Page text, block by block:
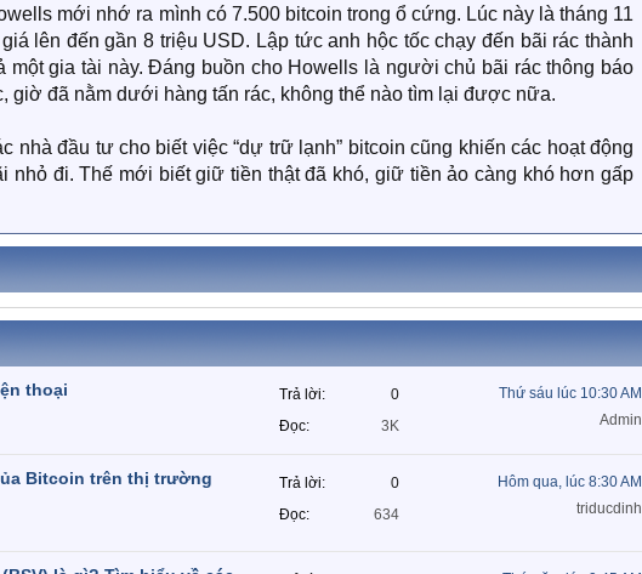
mới nhớ ra mình có 7.500 bitcoin trong ổ cứng. Lúc này là tháng 11
lên đến gần 8 triệu USD. Lập tức anh hộc tốc chạy đến bãi rác thành
gia tài này. Đáng buồn cho Howells là người chủ bãi rác thông báo
giờ đã nằm dưới hàng tấn rác, không thể nào tìm lại được nữa.
nhà đầu tư cho biết việc “dự trữ lạnh” bitcoin cũng khiến các hoạt động
nhỏ đi. Thế mới biết giữ tiền thật đã khó, giữ tiền ảo càng khó hơn gấp
thoại Trả lời
0
Đọc
3K
Thứ sáu lúc 10:30 AM
Admin
Bitcoin trên thị trường
Trả lời
0
Đọc
634
Hôm qua, lúc 8:30 AM
triducdinh